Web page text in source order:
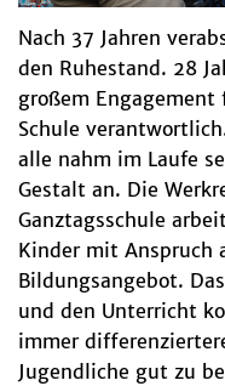
Nach 37 Jahren
den Ruhestand. 28
großem
Schule
alle nahm im Laufe
Gestalt an. Die
Ganztagsschule
Kinder mit Anspruch
Bildungsangebot.
und den Unterricht
immer
Jugendliche gut zu